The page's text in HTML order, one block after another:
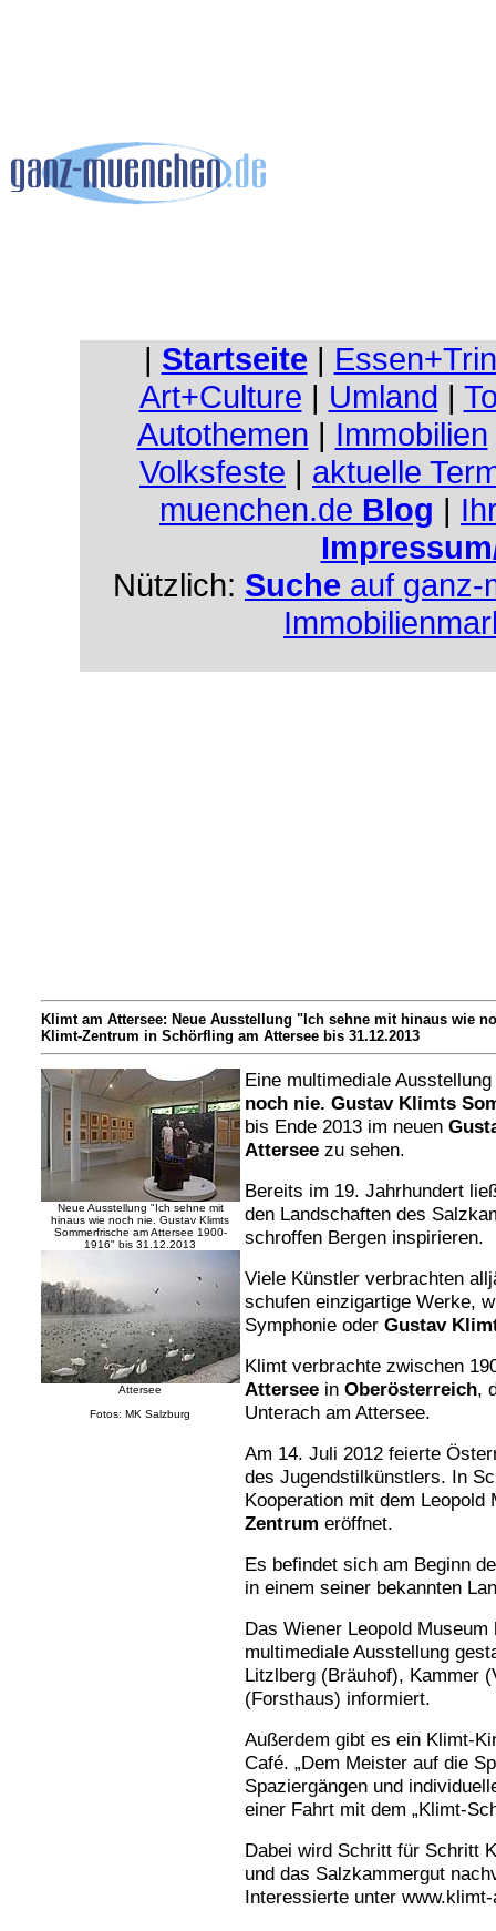
| Startseite |
Art+Culture | Umland |
Autothemen | Immobilien
Volksfeste | aktuelle
muenchen.de Blog |
Nützlich: Suche auf ganz-
Klimt am Attersee: Neue Ausstellung "Ich sehne mit hinaus wie
Klimt-Zentrum in Schörfling am Attersee bis 31.12.2013
Neue Ausstellung "Ich sehne mit
hinaus wie noch nie. Gustav Klimts
Sommerfrische am Attersee 1900-
1916" bis 31.12.2013
Attersee
Fotos: MK Salzburg
Eine multimediale
noch nie. Gustav Klimts
bis Ende 2013 im neuen
Atterseezu sehen.
Bereits im 19. Jahrhundert
den Landschaften des
schroffen Bergen inspirieren.
Viele Künstler verbrachten
schufen einzigartige Werke,
Symphonie oder Gustav
Klimt verbrachte zwischen
Atterseein Oberösterreich,
Unterach am Attersee.
Am 14. Juli 2012 feierte
des Jugendstilkünstlers. In
Kooperation mit dem
Zentrum eröffnet.
Es befindet sich am Beginn
in einem seiner bekannten
Das Wiener Leopold
multimediale Ausstellung
Litzlberg (Bräuhof), Kammer
(Forsthaus) informiert.
Außerdem gibt es ein Klimt-
Café. „Dem Meister auf die
Spaziergängen und
einer Fahrt mit dem „Klimt-
Dabei wird Schritt für Schritt
und das Salzkammergut
Interessierte unter